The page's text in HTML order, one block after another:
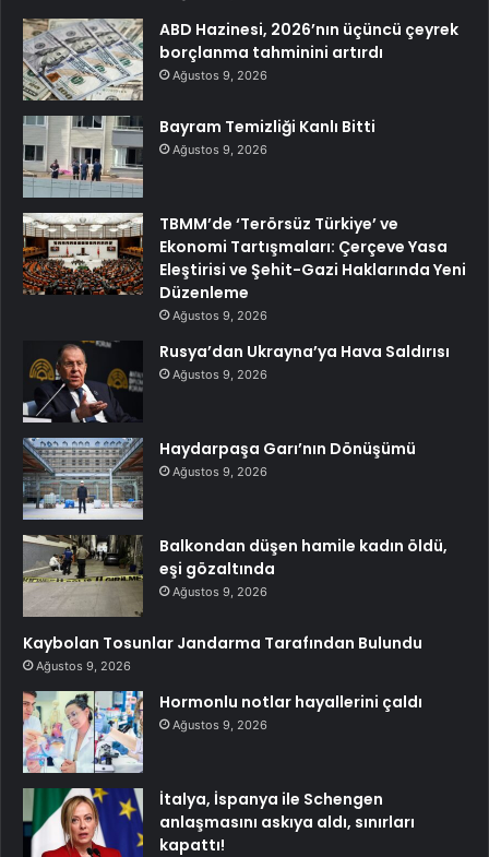
ABD Hazinesi, 2026’nın üçüncü çeyrek
borçlanma tahminini artırdı
Ağustos 9, 2026
Bayram Temizliği Kanlı Bitti
Ağustos 9, 2026
TBMM’de ‘Terörsüz Türkiye’ ve
Ekonomi Tartışmaları: Çerçeve Yasa
Eleştirisi ve Şehit-Gazi Haklarında Yeni
Düzenleme
Ağustos 9, 2026
Rusya’dan Ukrayna’ya Hava Saldırısı
Ağustos 9, 2026
Haydarpaşa Garı’nın Dönüşümü
Ağustos 9, 2026
Balkondan düşen hamile kadın öldü,
eşi gözaltında
Ağustos 9, 2026
Kaybolan Tosunlar Jandarma Tarafından Bulundu
Ağustos 9, 2026
Hormonlu notlar hayallerini çaldı
Ağustos 9, 2026
İtalya, İspanya ile Schengen
anlaşmasını askıya aldı, sınırları
kapattı!